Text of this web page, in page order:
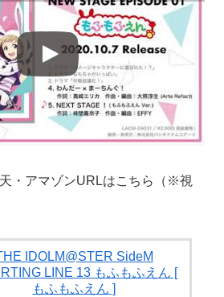
・アマゾンURLはこちら（※視
IDOLM@STER SideM
LINE 13 もふもふえん [
もふもふえん ]